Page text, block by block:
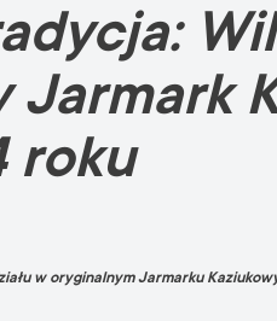
Wilnie
roku
w oryginalnym Jarmarku